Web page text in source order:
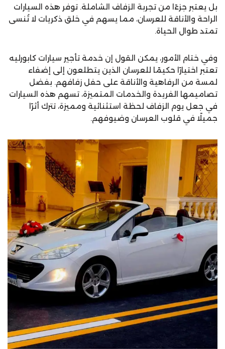
بل يعتبر جزءًا من تجربة الزفاف الشاملة. توفر هذه السيارات
الراحة والأناقة للعرسان، مما يسهم في خلق ذكريات لا تُنسى
تمتد طوال الحياة.
وفي ختام الأمور، يمكن القول إن خدمة تأجير سيارات كابورليه
تعتبر اختيارًا حكيمًا للعرسان الذين يتطلعون إلى إضفاء
لمسة من الرفاهية والأناقة على حفل زفافهم. بفضل
تصاميمها الفريدة والخدمات المتميزة، تسهم هذه السيارات
في جعل يوم الزفاف لحظة استثنائية ومميزة، تترك أثرًا
جميلًا في قلوب العرسان وضيوفهم.